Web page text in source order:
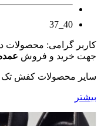
40_37
کاربر گرامی: محصولات
جهت خرید و فروش
سایر محصولات کفش
بیشتر